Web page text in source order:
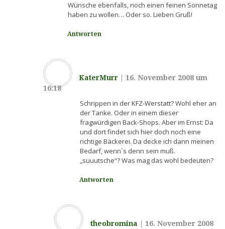
Wünsche ebenfalls, noch einen feinen Sonnetag
haben zu wollen… Oder so. Lieben Gruß!
Antworten
KaterMurr |16. November 2008 um
16:18
Schrippen in der KFZ-Werstatt? Wohl eher an
der Tanke. Oder in einem dieser
fragwürdigen Back-Shops. Aber im Ernst: Da
und dort findet sich hier doch noch eine
richtige Bäckerei. Da decke ich dann meinen
Bedarf, wenn´s denn sein muß.
„suuutsche“? Was mag das wohl bedeuten?
Antworten
theobromina
16. November 2008